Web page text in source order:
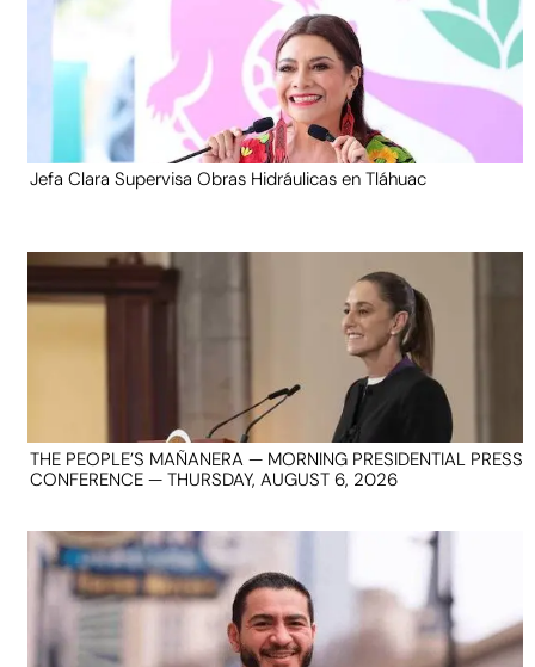
Jefa Clara Supervisa Obras Hidráulicas en Tláhuac
THE PEOPLE’S MAÑANERA — MORNING PRESIDENTIAL PRESS
CONFERENCE — THURSDAY, AUGUST 6, 2026